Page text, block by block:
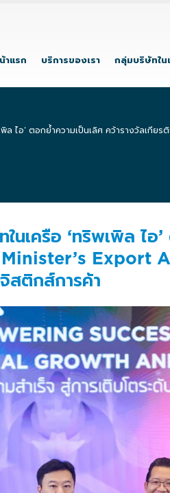
าแรก บริการของเรา กลุ่มบริษัทใน
พิล ไอ’ ตอกย้ำความเป็นเลิศ คว้ารางวัลเกี
ในเครือ ‘ทริพเพิล ไอ
Export
สติกส์การค้า